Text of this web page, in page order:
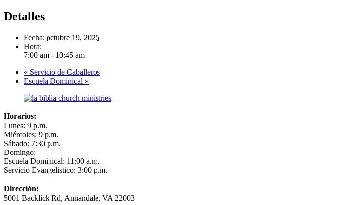
Detalles
Fecha: octubre 19, 2025
Hora:
7:00 am - 10:45 am
« Servicio de Caballeros
Escuela Dominical »
Horarios:
Lunes: 9 p.m.
Miércoles: 9 p.m.
Sábado: 7:30 p.m.
Domingo:
Escuela Dominical: 11:00 a.m.
Servicio Evangelistico: 3:00 p.m.
Dirección:
5001 Backlick Rd, Annandale, VA 22003